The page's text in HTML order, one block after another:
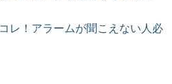
レ！アラームが聞こえない人必